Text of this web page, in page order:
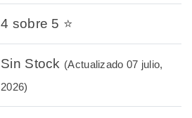
4 sobre 5 ⭐
Sin Stock (Actualizado 07 julio,
2026)